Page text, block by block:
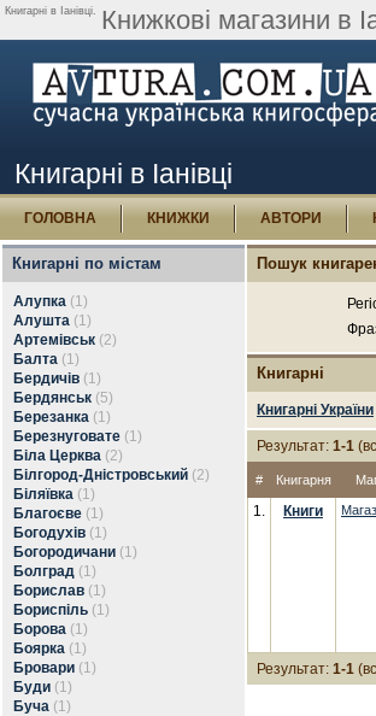
Книгарні в Іанівці. Книжкові магазини в
Книгарні в Іанівці
ГОЛОВНА КНИЖКИ АВТОРИ
Книгарні по містам
Алупка (1)
Алушта (1)
Артемівськ (2)
Балта (1)
Бердичів (1)
Бердянськ (5)
Березанка (1)
Березнуговате (1)
Біла Церква (2)
Білгород-Дністровський (2)
Біляївка (1)
Благоєве (1)
Богодухів (1)
Богородичани (1)
Болград (1)
Борислав (1)
Бориспіль (1)
Борова (1)
Боярка (1)
Бровари (1)
Буди (1)
Буча (1)
Пошук
Книгарні
Книгарні України
Результат: 1-1
# Книгарня
1. Книги
Результат: 1-1